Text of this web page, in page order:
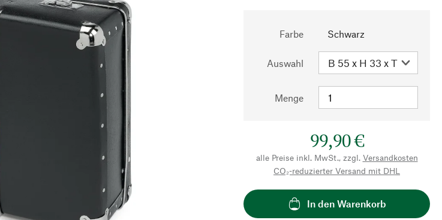
Farbe Schwarz
Auswahl
Menge
99,90 €
alle Preise inkl. MwSt., zzgl. Versandkosten
CO₂-reduzierter Versand mit DHL
In den Warenkorb